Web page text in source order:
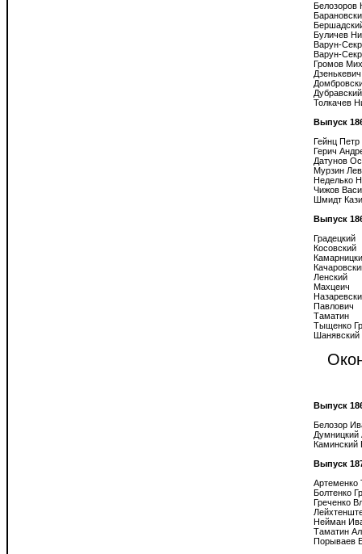
Белозоров
Буличев
Варун-
Варун-
Громов
Толкачев
Выпуск
Гейнц Петр
Герич
Датунов
Мурзин Лев
Неделько
Чижов
Шмидт
Выпуск
Градецкий
Косовский
Ленский
Махцеич
Павлович
Таматин
Тыщенко
Выпуск
Белозор
Думницкий
Каминский
Выпуск
Артеменко
Болтенко
Греченко
Нейман
Таматин
Порываев